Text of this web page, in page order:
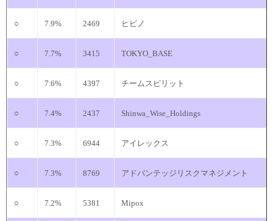
○ 7.9% 2469 ヒビノ
○ 7.7% 3415 TOKYO_BASE
○ 7.6% 4397 チームスピリット
○ 7.4% 2437 Shinwa_Wise_Holdings
○ 7.3% 6944 アイレックス
○ 7.3% 8769 アドバンテッジリスクマネジメント
○ 7.2% 5381 Mipox